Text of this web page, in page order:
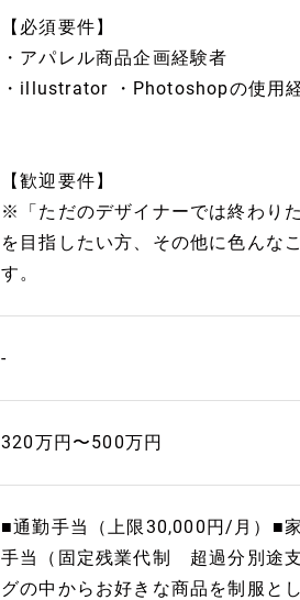
【必須要件】
・アパレル商品企画経験者
・illustrator ・Photoshopの使用
【歓迎要件】
※「ただのデザイナーでは終わり
を目指したい方、その他に色んな
す。
-
320万円〜500万円
■通勤手当（上限30,000円/月）■
手当（固定残業代制 超過分別途
グの中からお好きな商品を制服と